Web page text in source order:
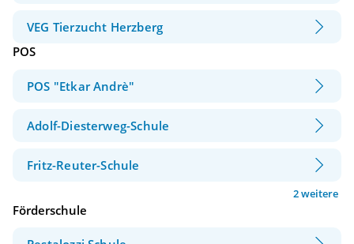
VEG Tierzucht Herzberg
POS
POS "Etkar Andrè"
Adolf-Diesterweg-Schule
Fritz-Reuter-Schule
2 weitere
Förderschule